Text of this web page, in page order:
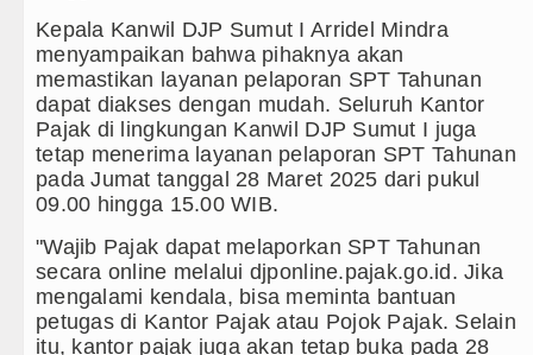
Kepala Kanwil DJP Sumut I Arridel Mindra
menyampaikan bahwa pihaknya akan
memastikan layanan pelaporan SPT Tahunan
dapat diakses dengan mudah. Seluruh Kantor
Pajak di lingkungan Kanwil DJP Sumut I juga
tetap menerima layanan pelaporan SPT Tahunan
pada Jumat tanggal 28 Maret 2025 dari pukul
09.00 hingga 15.00 WIB.
"Wajib Pajak dapat melaporkan SPT Tahunan
secara online melalui djponline.pajak.go.id. Jika
mengalami kendala, bisa meminta bantuan
petugas di Kantor Pajak atau Pojok Pajak. Selain
itu, kantor pajak juga akan tetap buka pada 28